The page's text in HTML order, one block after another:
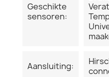
Geschikte
sensoren:
Aansluiting: